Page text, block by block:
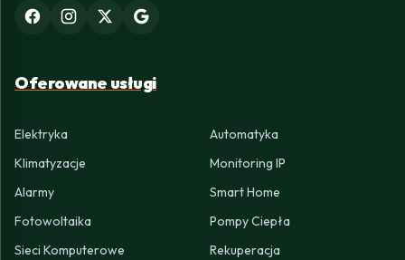
Oferowane usługi
Elektryka
Automatyka
Klimatyzacje
Monitoring IP
Alarmy
Smart Home
Fotowoltaika
Pompy Ciepła
Sieci Komputerowe
Rekuperacja